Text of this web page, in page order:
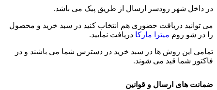
در داخل شهر رودسر ارسال از طریق پیک می باشد.
می توانید دریافت حضوری هم انتخاب کنید در سبد خرید و محصول
را در شو روم میترا مارکا دریافت نمایید.
تمامی این روش ها در سبد خرید در دسترس شما می باشند و در
فاکتور شما قید می شوند.
ضمانت های ارسال و قوانین